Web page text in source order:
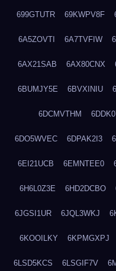
699GTUTR 69KWPV8F
6A5ZOVTI 6A7TVFIW
6AX21SAB 6AX80CNX
6BUMJY5E 6BVXINIU
6DCMVTHM
6DO5WVEC 6DPAK2I3
6EI21UCB 6EMNTEE0
6H6L0Z3E 6HD2DCBO
6JGSI1UR 6JQL3WKJ
6KOOILKY 6KPMGXPJ
6LSD5KCS 6LSGIF7V